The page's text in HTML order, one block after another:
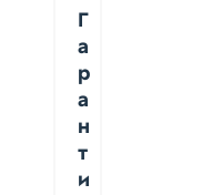
Г
а
р
а
н
т
и